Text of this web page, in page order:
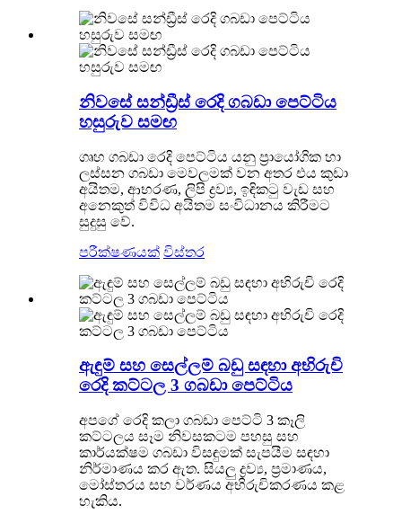
නිවසේ සන්ඩ්‍රීස් රෙදි ගබඩා පෙට්ටිය
හසුරුව සමඟ
ගෘහ ගබඩා රෙදි පෙට්ටිය යනු ප්‍රායෝගික හා
ලස්සන ගබඩා මෙවලමක් වන අතර එය කුඩා
අයිතම, ආභරණ, ලිපි ද්‍රව්‍ය, ඉඳිකටු වැඩ සහ
අනෙකුත් විවිධ අයිතම සංවිධානය කිරීමට
සුදුසු වේ.
පරීක්ෂණයක් විස්තර
ඇඳුම් සහ සෙල්ලම් බඩු සඳහා අභිරුචි
රෙදි කට්ටල 3 ගබඩා පෙට්ටිය
අපගේ රෙදි කලා ගබඩා පෙට්ටි 3 කෑලි
කට්ටලය සෑම නිවසකටම පහසු සහ
කාර්යක්ෂම ගබඩා විසඳුමක් සැපයීම සඳහා
නිර්මාණය කර ඇත. සියලු ද්‍රව්‍ය, ප්‍රමාණය,
මෝස්තරය සහ වර්ණය අභිරුචිකරණය කළ
හැකිය.